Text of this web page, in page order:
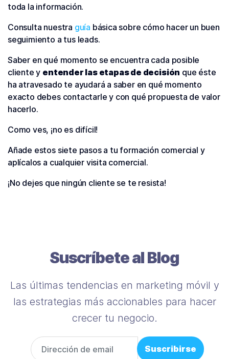
toda la información.
Consulta nuestra guía básica sobre cómo hacer un buen
seguimiento a tus leads.
Saber en qué momento se encuentra cada posible
cliente y entender las etapas de decisión que éste
ha atravesado te ayudará a saber en qué momento
exacto debes contactarle y con qué propuesta de valor
hacerlo.
Como ves, ¡no es difícil!
Añade estos siete pasos a tu formación comercial y
aplícalos a cualquier visita comercial.
¡No dejes que ningún cliente se te resista!
Suscríbete al Blog
Las últimas tendencias en marketing móvil y
las estrategias más accionables para hacer
crecer tu negocio.